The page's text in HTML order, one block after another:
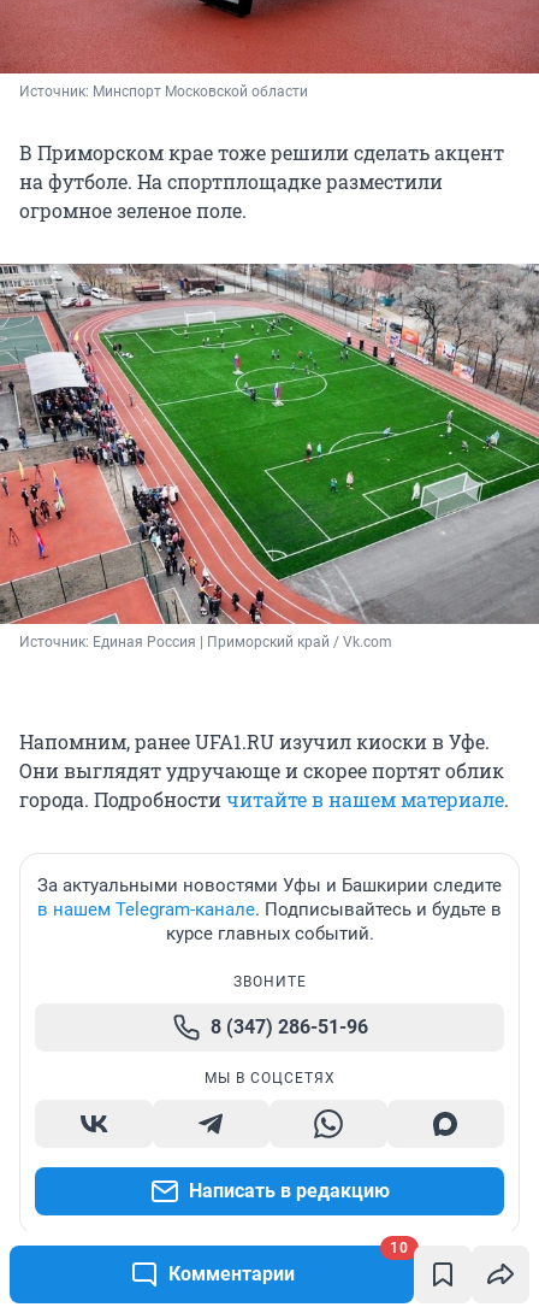
Комментарии
10
Источник: Минспорт Московской области
В Приморском крае тоже решили сделать акцент
на футболе. На спортплощадке разместили
огромное зеленое поле.
Источник: Единая Россия | Приморский край / Vk.com
Напомним, ранее UFA1.RU изучил киоски в Уфе.
Они выглядят удручающе и скорее портят облик
города. Подробностичитайте в нашем материале.
За актуальными новостями Уфы и Башкирии следите
в нашем Telegram-канале. Подписывайтесь и будьте в
курсе главных событий.
ЗВОНИТЕ
8 (347) 286-51-96
МЫ В СОЦСЕТЯХ
Написать в редакцию
Александра Константинова